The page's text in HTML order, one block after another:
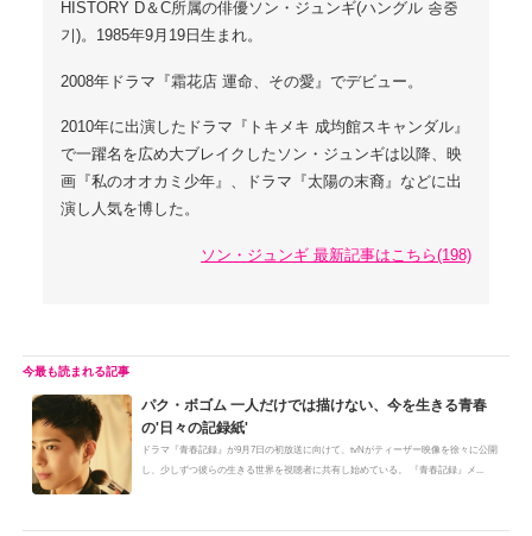
HISTORY D＆C所属の俳優ソン・ジュンギ(ハングル 송중
기)。1985年9月19日生まれ。
2008年ドラマ『霜花店 運命、その愛』でデビュー。
2010年に出演したドラマ『トキメキ 成均館スキャンダル』
で一躍名を広め大ブレイクしたソン・ジュンギは以降、映
画『私のオオカミ少年』、ドラマ『太陽の末裔』などに出
演し人気を博した。
ソン・ジュンギ 最新記事はこちら(198)
パク・ボゴム 一人だけでは描けない、今を生きる青春
の'日々の記録紙'
ドラマ『青春記録』が9月7日の初放送に向けて、tvNがティーザー映像を徐々に公開
し、少しずつ彼らの生きる世界を視聴者に共有し始めている。 『青春記録』メ...